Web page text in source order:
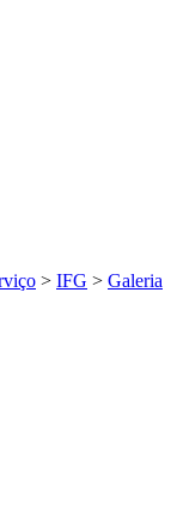
> IFG > Galeria